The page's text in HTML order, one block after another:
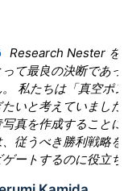
したことが当社のビ
言っても過言ではあ
場」という領域で当
かし、当社は効果的
いました。
することで、成功へ
た。